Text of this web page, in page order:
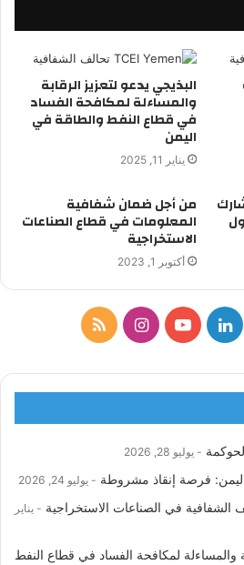
البذيجي يدعو لتعزيز الرقابة
والمساءلة لمكافحة الفساد
في قطاع النفط والطاقة في
اليمن
يناير 11, 2025
من أجل ضمان شفافية
المعلومات في قطاع الصناعات
الاستخراجية
أكتوبر 1, 2023
ن
إ
ت
و
ب
س
ر
خ
ل
يوليو 28, 2026
فرصة إنقاذ مشروطة يوليو 24, 2026
في الصناعات الاستخراجية
يناير
والمساءلة لمكافحة الفساد في قطاع النفط